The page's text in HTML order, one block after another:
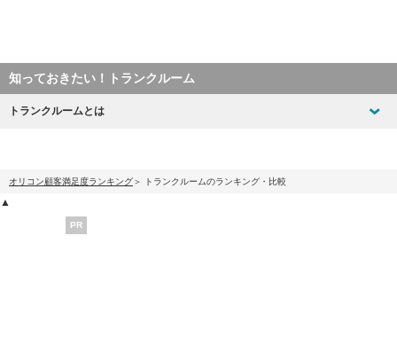
知っておきたい！トランクルーム
トランクルームとは
オリコン顧客満足度ランキング トランクルームのランキング・比較
▲
PR